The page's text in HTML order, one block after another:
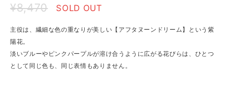
¥8,470 SOLD OUT
主役は、繊細な色の重なりが美しい【アフタヌーンドリーム】という紫
陽花。
淡いブルーやピンクパープルが溶け合うように広がる花びらは、ひとつ
として同じ色も、同じ表情もありません。